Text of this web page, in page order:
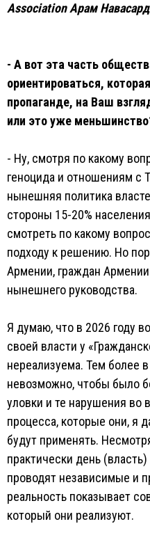
Аssociation Арам
- А вот эта часть
ориентироваться,
пропаганде, на Ваш
или это уже
- Ну, смотря по какому
геноцида и отношениям с
нынешняя политика
стороны 15-20%
смотреть по какому
подходу к решению. Но
Армении, граждан
нынешнего руководства.
Я думаю, что в 2026 году
своей власти у
нереализуема. Тем более
невозможно, чтобы было
уловки и те нарушения во
процесса, которые они, я
будут применять.
практически день
проводят независимые и
реальность показывает
который они реализуют.